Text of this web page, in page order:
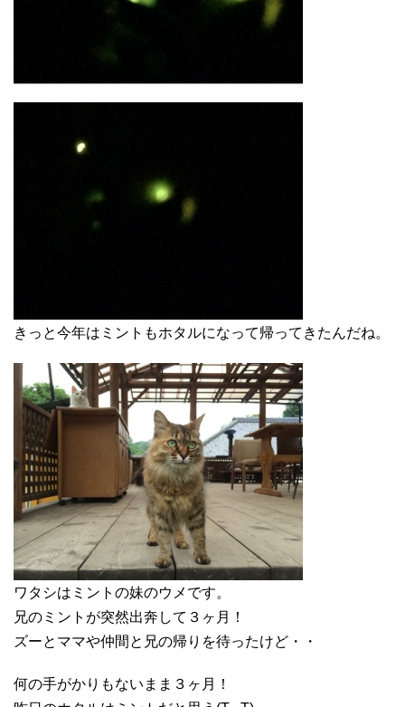
きっと今年はミントもホタルになって帰ってきたんだね。
ワタシはミントの妹のウメです。
兄のミントが突然出奔して３ヶ月！
ズーとママや仲間と兄の帰りを待ったけど・・
何の手がかりもないまま３ヶ月！